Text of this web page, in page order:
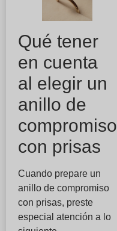
Qué tener
en cuenta
al elegir un
anillo de
compromiso
con prisas
Cuando prepare un
anillo de compromiso
con prisas, preste
especial atención a lo